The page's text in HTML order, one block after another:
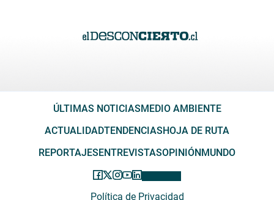
ÚLTIMAS NOTICIAS MEDIO AMBIENTE
ACTUALIDADTENDENCIAS HOJA DE RUTA
REPORTAJES ENTREVISTASOPINIÓN MUNDO
Política de Privacidad